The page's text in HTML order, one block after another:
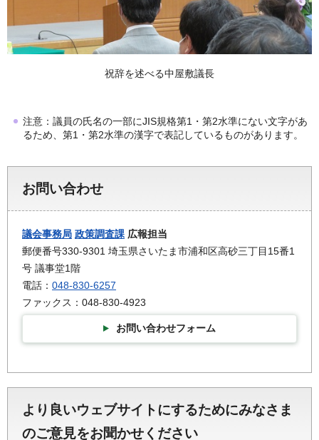
祝辞を述べる中屋敷議長
注意：議員の氏名の一部にJIS規格第1・第2水準にない文字があ
るため、第1・第2水準の漢字で表記しているものがあります。
お問い合わせ
議会事務局 政策調査課 広報担当
郵便番号330-9301 埼玉県さいたま市浦和区高砂三丁目15番1
号 議事堂1階
電話： 048-830-6257
ファックス：048-830-4923
お問い合わせフォーム
より良いウェブサイトにするためにみなさま
のご意見をお聞かせください